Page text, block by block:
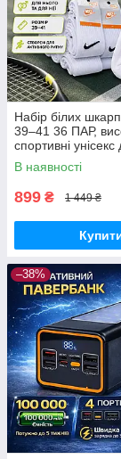
Набір білих
39–41 36 ПАР,
спортивні унісекс
щоденного
В наявності
899 ₴ 1 449 ₴
–38%